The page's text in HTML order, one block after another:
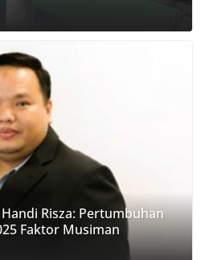
Risza: Pertumbuhan
Faktor Musiman